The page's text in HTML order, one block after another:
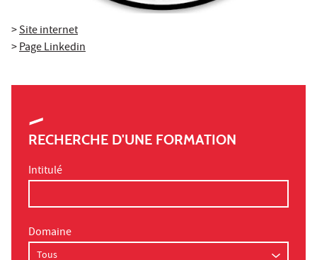
>Site internet
>Page Linkedin
RECHERCHE D'UNE FORMATION
Intitulé
Domaine